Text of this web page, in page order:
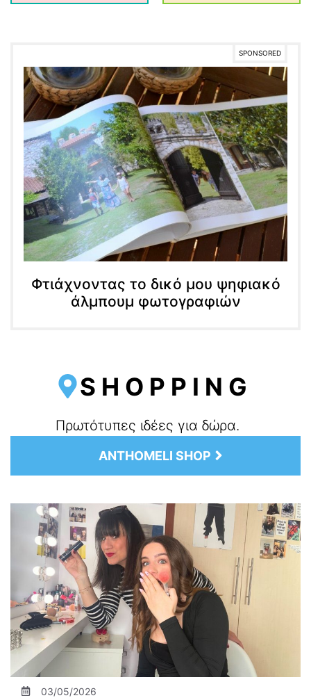
SPONSORED
Φτιάχνοντας το δικό μου ψηφιακό
άλμπουμ φωτογραφιών
SHOPPING
Πρωτότυπες ιδέες για δώρα.
ANTHOMELI SHOP
03/05/2026